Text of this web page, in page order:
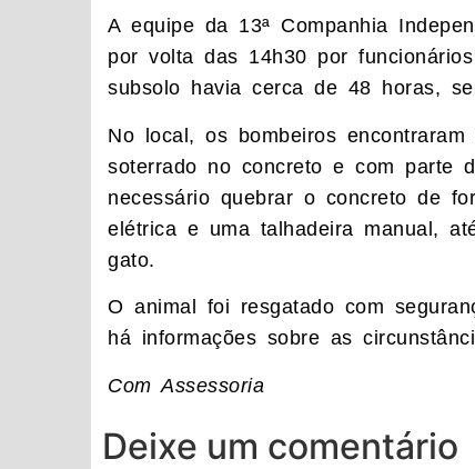
A equipe da 13ª Companhia
por volta das 14h30 por
subsolo havia cerca de 48 horas,
No local, os bombeiros
soterrado no concreto e com parte
necessário quebrar o concreto de
elétrica e uma talhadeira manual,
gato.
O animal foi resgatado com
há informações sobre as
Com Assessoria
Deixe um comentário